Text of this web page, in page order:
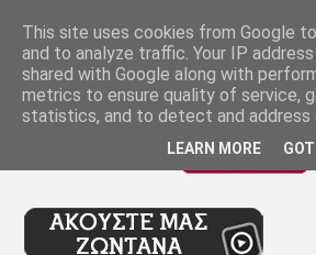
This site uses cookies from Google
and to analyze traffic. Your IP
shared with Google along with
metrics to ensure quality of service,
statistics, and to detect and address
LEARN MORE